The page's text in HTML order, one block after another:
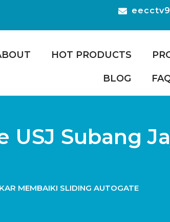
HOT PRODUCTS
BLOG
Subang
MEMBAIKI SLIDING AUTOGATE